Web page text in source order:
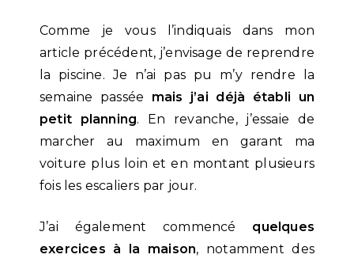
Comme je vous l’indiquais dans mon
article précédent, j’envisage de reprendre
la piscine. Je n’ai pas pu m’y rendre la
semaine passée mais j’ai déjà établi un
petit planning. En revanche, j’essaie de
marcher au maximum en garant ma
voiture plus loin et en montant plusieurs
fois les escaliers par jour.
J’ai également commencé quelques
exercices à la maison, notamment des